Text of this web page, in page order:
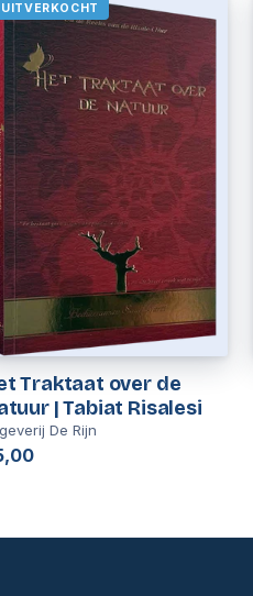
UITVERKOCHT
Traktaat over de
| Tabiat Risalesi
De Rijn